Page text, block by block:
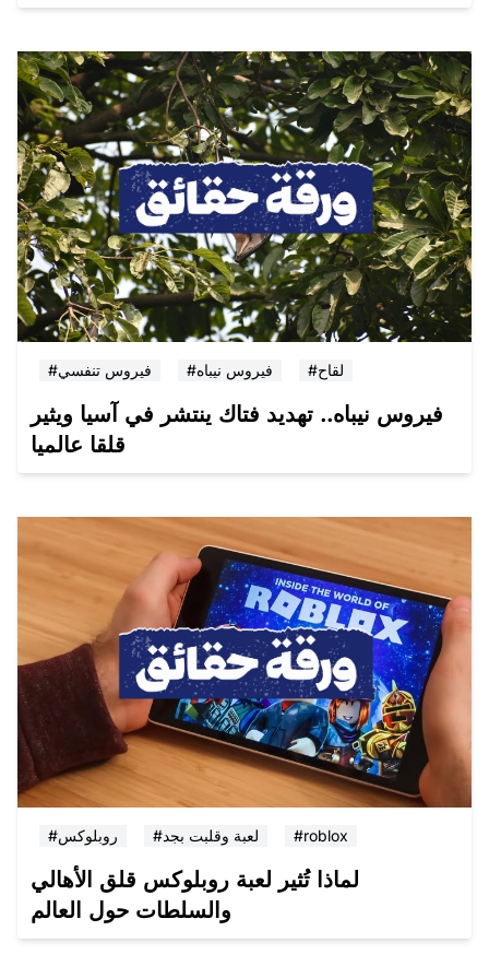
#فيروس تنفسي #فيروس نيباه #لقاح
فيروس نيباه.. تهديد فتاك ينتشر في آسيا ويثير
قلقا عالميا
#روبلوكس #لعبة وقلبت بجد #roblox
لماذا تُثير لعبة روبلوكس قلق الأهالي
والسلطات حول العالم